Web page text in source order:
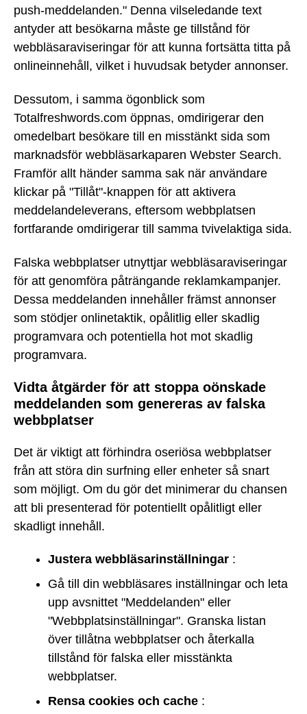
push-meddelanden." Denna vilseledande text
antyder att besökarna måste ge tillstånd för
webbläsaraviseringar för att kunna fortsätta titta på
onlineinnehåll, vilket i huvudsak betyder annonser.
Dessutom, i samma ögonblick som
Totalfreshwords.com öppnas, omdirigerar den
omedelbart besökare till en misstänkt sida som
marknadsför webbläsarkaparen Webster Search.
Framför allt händer samma sak när användare
klickar på "Tillåt"-knappen för att aktivera
meddelandeleverans, eftersom webbplatsen
fortfarande omdirigerar till samma tvivelaktiga sida.
Falska webbplatser utnyttjar webbläsaraviseringar
för att genomföra påträngande reklamkampanjer.
Dessa meddelanden innehåller främst annonser
som stödjer onlinetaktik, opålitlig eller skadlig
programvara och potentiella hot mot skadlig
programvara.
Vidta åtgärder för att stoppa oönskade
meddelanden som genereras av falska
webbplatser
Det är viktigt att förhindra oseriösa webbplatser
från att störa din surfning eller enheter så snart
som möjligt. Om du gör det minimerar du chansen
att bli presenterad för potentiellt opålitligt eller
skadligt innehåll.
Justera webbläsarinställningar :
Gå till din webbläsares inställningar och leta
upp avsnittet "Meddelanden" eller
"Webbplatsinställningar". Granska listan
över tillåtna webbplatser och återkalla
tillstånd för falska eller misstänkta
webbplatser.
Rensa cookies och cache :